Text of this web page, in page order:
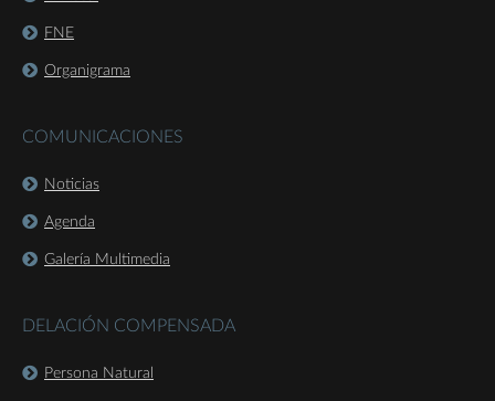
FNE
Organigrama
COMUNICACIONES
Noticias
Agenda
Galería Multimedia
DELACIÓN COMPENSADA
Persona Natural